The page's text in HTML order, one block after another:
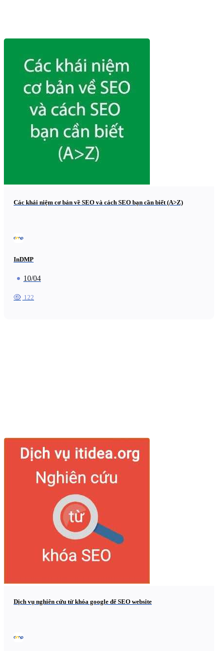
Các khái niệm cơ bản về SEO và cách SEO bạn cần biết (A>Z)
InDMP
10/04
122
Dịch vụ nghiên cứu từ khóa google để SEO website